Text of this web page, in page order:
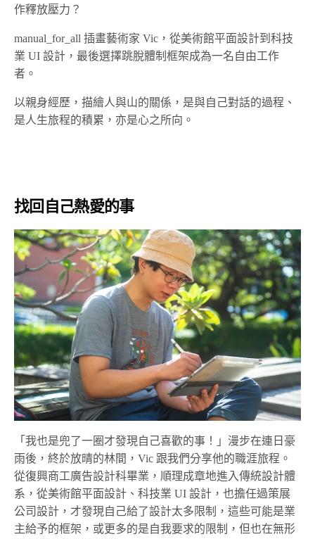
作釋放壓力？
manual_for_all 插畫藝術家 Vic，從美術館平面設計到科技
業 UI 設計，最後選擇跳脫體制框架成為一名自由工作
者。
以親身經歷，描繪人與山的關係，是與自己對話的過程、
是人生旅程的積累，亦是心之所向。
找回自己熱愛的事
「我也是兜了一圈才發現自己喜歡的事！」漫步在連日豪
雨後，終於放晴的林間，Vic 跟我們分享他的職涯旅程。
從復興商工廣告設計科畢業，順理成章地進入傳統設計體
系，從美術館平面設計、科技業 UI 設計，也擔任過策展
公司設計，才發現自己給了設計太多限制 ，這些可能是業
主給予的框架，或更多的是自我要求的限制，但也在無形